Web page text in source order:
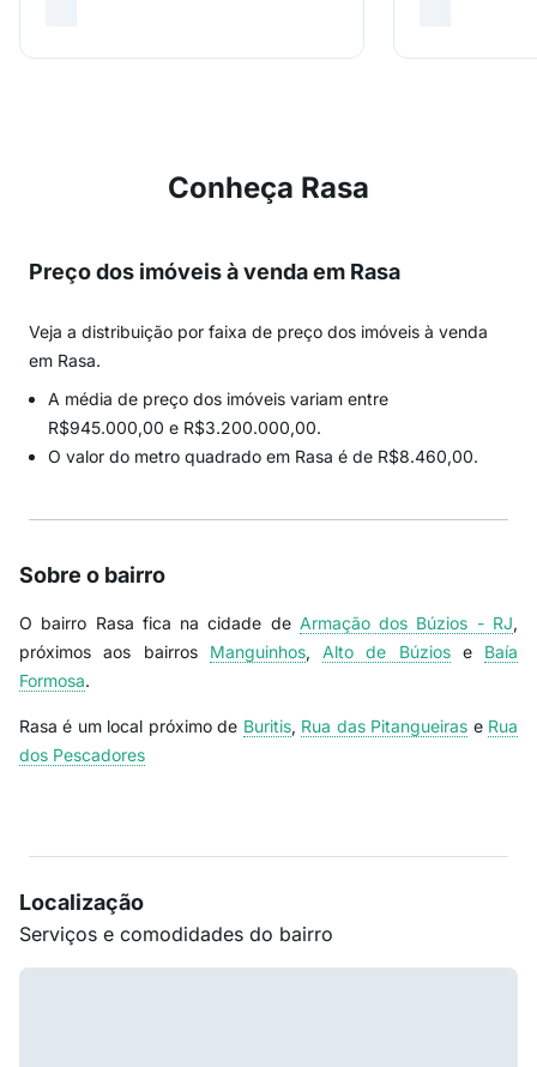
Conheça Rasa
Preço dos imóveis à venda em Rasa
Veja a distribuição por faixa de preço dos imóveis à venda
em Rasa.
A média de preço dos imóveis variam entre
R$945.000,00 e R$3.200.000,00.
O valor do metro quadrado em Rasa é de R$8.460,00.
Sobre o bairro
O bairro Rasa fica na cidade de Armação dos Búzios - RJ,
próximos aos bairros Manguinhos, Alto de Búziose Baía
Formosa.
Rasa é um local próximo de Buritis, Rua das Pitangueiras e Rua
dos Pescadores
Localização
Serviços e comodidades do bairro